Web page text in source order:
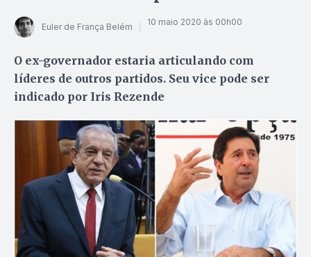
Euler de França Belém 10 maio 2020 às 00h00
O ex-governador estaria articulando com
líderes de outros partidos. Seu vice pode ser
indicado por Iris Rezende